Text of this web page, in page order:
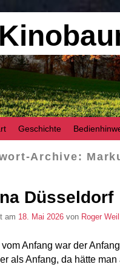
Geschichte
Archive:
Düsseldorf
am 18. Mai 2026 von Roger Weil
Anfang war der
als Anfang, da hätte